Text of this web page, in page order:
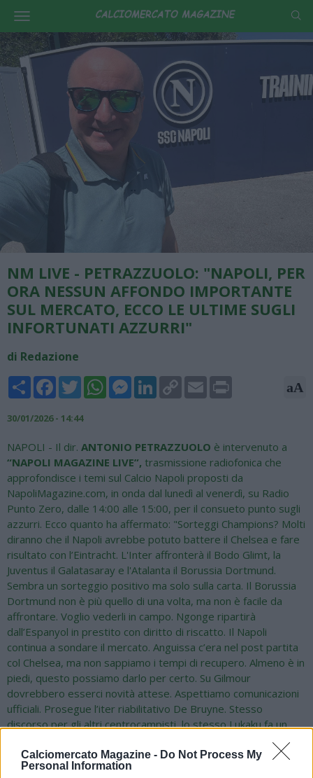
Calciomercato Magazine - Do Not Process My
Personal Information
NM LIVE - PETRAZZUOLO: "NAPOLI, PER
ORA NESSUN AFFONDO IMPORTANTE
SUL MERCATO, ECCO LE ULTIME SUGLI
INFORTUNATI AZZURRI"
di Redazione
Share FacebookTwitterWhatsAppMessengerLinkedInCopy
Link
Email aA
30/01/2026 - 14:44
NAPOLI - Il dir. ANTONIO PETRAZZUOLO è intervenuto a
“NAPOLI MAGAZINE LIVE”, trasmissione radiofonica che
approfondisce i temi sul Calcio Napoli proposti da
NapoliMagazine.com, in onda dal lunedì al venerdì, su Radio
Punto Zero, dalle 14:00 alle 15:00, per il consueto punto sugli
azzurri. Ecco quanto ha affermato: "Sorteggi Champions? Molti
diranno che il Napoli avrebbe potuto battere il Chelsea e fare
risultato con l’Eintracht. L'Inter affronterà il Bodo Glimt, la
Juventus il Galatasaray e l'Atalanta il Borussia Dortmund.
Sembra un sorteggio positivo ma solo sulla carta. Il Borussia
Dortmund non è più quello di una volta, ma non è facile da
affrontare. Voglio vederli in campo. Ngonge ripartirà
dall’Espanyol in prestito con diritto di riscatto. Il Napoli
continua a sondare il mercato. Anguissa c’era nel post partita
col Chelsea, ma non sappiamo i tempi di recupero. Almeno è in
piedi, questo possiamo darlo per certo. Su Gilmour
dovrebbero esserci novità attese. Aspettiamo comunicazioni
ufficiali. Prosegue l’iter riabilitativo De Bruyne. Stesso
discorso per gli altri centrocampisti, lo stesso Lukaku fa un
allenamento specifico. Conte gli sta concendendo un piccolo
minutaggio. Si procede per gradi cercando di evitare i carichi di
lavoro proposti in estate. Per quanto riguarda il mercato in